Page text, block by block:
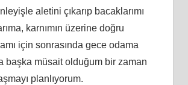
aletini çıkarıp bacaklarımı
karnımın üzerine doğru
için sonrasında gece odama
başka müsait olduğum bir zaman
planlıyorum.